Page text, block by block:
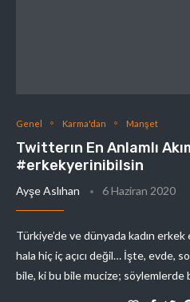
Genel Karma'dan Manşet
Twitterın En Anlamlı
#erkekyerinibilsin
Ayşe Aslıhan 6 Haziran 2020
Türkiye’de ve dünyada kadın
hala hiç iç açıcı değil… İşte, evde,
bile, ki bu bile mucize; söylemlerde